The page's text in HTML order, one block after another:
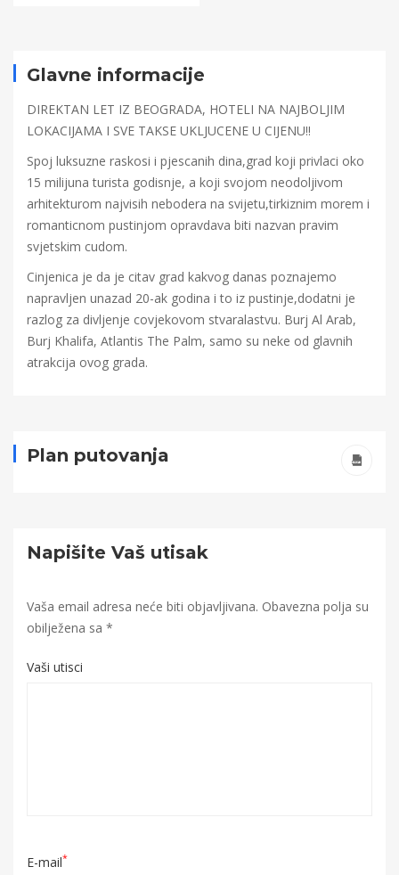
Glavne informacije
DIREKTAN LET IZ BEOGRADA, HOTELI NA NAJBOLJIM
LOKACIJAMA I SVE TAKSE UKLJUCENE U CIJENU!!
Spoj luksuzne raskosi i pjescanih dina,grad koji privlaci oko
15 milijuna turista godisnje, a koji svojom neodoljivom
arhitekturom najvisih nebodera na svijetu,tirkiznim morem i
romanticnom pustinjom opravdava biti nazvan pravim
svjetskim cudom.
Cinjenica je da je citav grad kakvog danas poznajemo
napravljen unazad 20-ak godina i to iz pustinje,dodatni je
razlog za divljenje covjekovom stvaralastvu. Burj Al Arab,
Burj Khalifa, Atlantis The Palm, samo su neke od glavnih
atrakcija ovog grada.
Plan putovanja
Napišite Vaš utisak
Vaša email adresa neće biti objavljivana. Obavezna polja su
obilježena sa *
Vaši utisci
E-mail*